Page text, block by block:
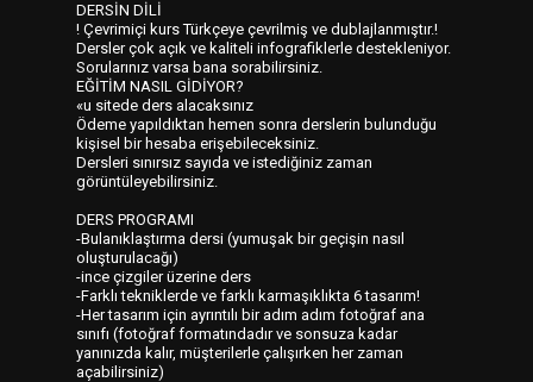
DERSİN DİLİ
! Çevrimiçi kurs Türkçeye çevrilmiş ve dublajlanmıştır.!
Dersler çok açık ve kaliteli infografiklerle destekleniyor.
Sorularınız varsa bana sorabilirsiniz.
EĞİTİM NASIL GİDİYOR?
«u sitede ders alacaksınız
Ödeme yapıldıktan hemen sonra derslerin bulunduğu
kişisel bir hesaba erişebileceksiniz.
Dersleri sınırsız sayıda ve istediğiniz zaman
görüntüleyebilirsiniz.
DERS PROGRAMI
-Bulanıklaştırma dersi (yumuşak bir geçişin nasıl
oluşturulacağı)
-ince çizgiler üzerine ders
-Farklı tekniklerde ve farklı karmaşıklıkta 6 tasarım!
-Her tasarım için ayrıntılı bir adım adım fotoğraf ana
sınıfı (fotoğraf formatındadır ve sonsuza kadar
yanınızda kalır, müşterilerle çalışırken her zaman
açabilirsiniz)